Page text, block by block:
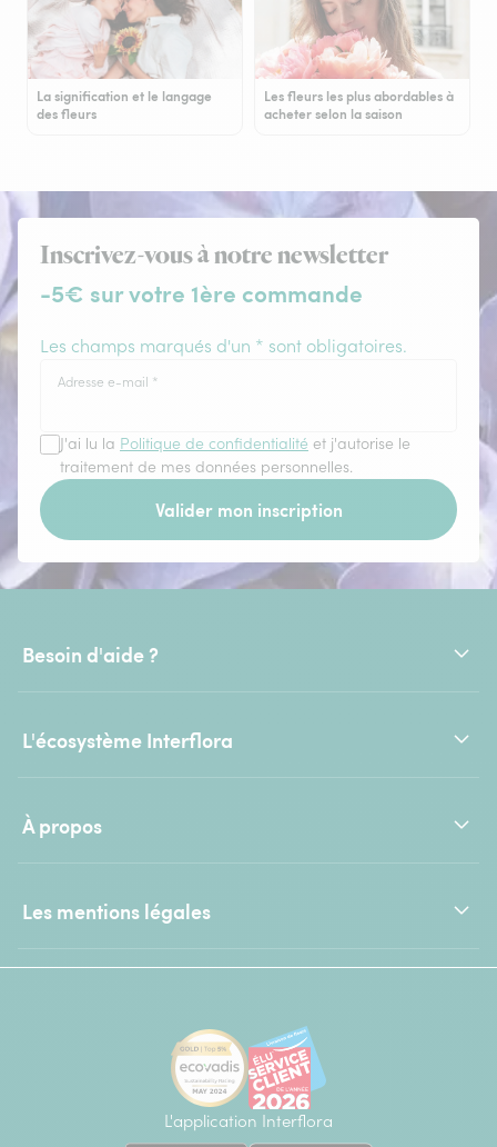
La signification et le langage
des fleurs
Les fleurs les plus abordables à
acheter selon la saison
Inscrivez-vous à notre newsletter
-5€ sur votre 1ère commande
Les champs marqués d'un * sont obligatoires.
Adresse e-mail *
J'ai lu la Politique de confidentialité et j'autorise le
traitement de mes données personnelles.
Valider mon inscription
Besoin d'aide ?
L'écosystème Interflora
À propos
Les mentions légales
L'application Interflora